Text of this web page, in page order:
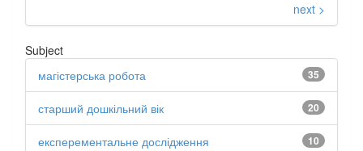
next >
Subject
35
магістерська робота
20
старший дошкільний вік
10
експерементальне дослідження